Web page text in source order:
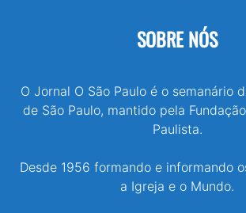
SOBRE NÓS
O Jornal O São Paulo é o semanário
de São Paulo, mantido pela
Paulista.
Desde 1956 formando e informando
a Igreja e o Mundo.